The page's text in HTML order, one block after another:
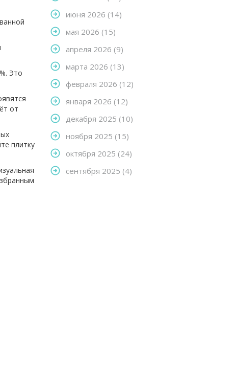
Это
от
плитку
июня 2026 (14)
мая 2026 (15)
апреля 2026 (9)
марта 2026 (13)
февраля 2026 (12)
января 2026 (12)
декабря 2025 (10)
ноября 2025 (15)
октября 2025 (24)
сентября 2025 (4)